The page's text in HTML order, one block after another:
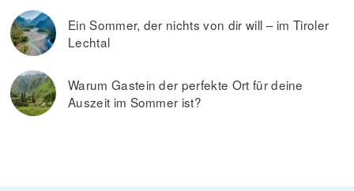
Ein Sommer, der nichts von dir will – im Tiroler
Lechtal
Warum Gastein der perfekte Ort für deine
Auszeit im Sommer ist?